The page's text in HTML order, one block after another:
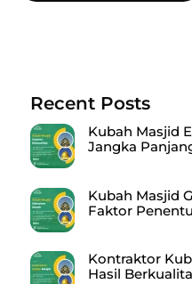
Recent Posts
Kubah Masjid
Jangka
Kubah Masjid
Faktor
Kontraktor
Hasil